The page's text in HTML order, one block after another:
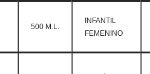
500 M.L.
INFANTIL
FEMENINO